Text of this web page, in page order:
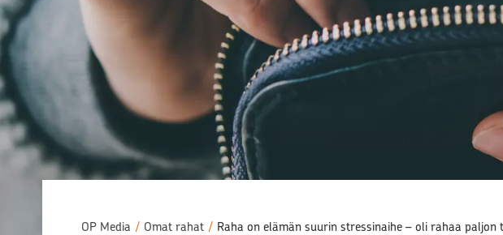
OP Media / Omat rahat / Raha on elämän suurin stressinaihe – oli rahaa paljon